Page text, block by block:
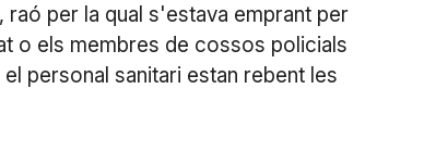
per la qual s'estava emprant per
o els membres de cossos policials
personal sanitari estan rebent les